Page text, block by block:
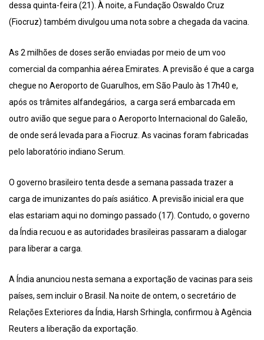
dessa quinta-feira (21). À noite, a Fundação Oswaldo Cruz
(Fiocruz) também divulgou uma nota sobre a chegada da vacina.
As 2 milhões de doses serão enviadas por meio de um voo
comercial da companhia aérea Emirates. A previsão é que a carga
chegue no Aeroporto de Guarulhos, em São Paulo às 17h40 e,
após os trâmites alfandegários, a carga será embarcada em
outro avião que segue para o Aeroporto Internacional do Galeão,
de onde será levada para a Fiocruz. As vacinas foram fabricadas
pelo laboratório indiano Serum.
O governo brasileiro tenta desde a semana passada trazer a
carga de imunizantes do país asiático. A previsão inicial era que
elas estariam aqui no domingo passado (17). Contudo, o governo
da Índia recuou e as autoridades brasileiras passaram a dialogar
para liberar a carga.
A Índia anunciou nesta semana a exportação de vacinas para seis
países, sem incluir o Brasil. Na noite de ontem, o secretário de
Relações Exteriores da Índia, Harsh Srhingla, confirmou à Agência
Reuters a liberação da exportação.